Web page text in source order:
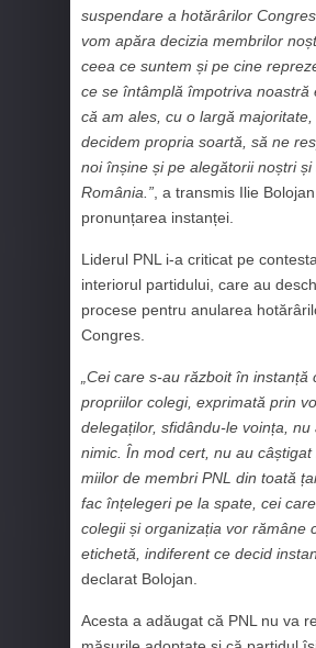
suspendare a hotărârilor
vom apăra decizia membrilor
ceea ce suntem și pe cine
ce se întâmplă împotriva noastră
că am ales, cu o largă
decidem propria soartă, să ne
noi înșine și pe alegătorii noștri și
România.” , a transmis Ilie
pronunțarea instanței.
Liderul PNL i-a criticat pe
interiorul partidului, care au
procese pentru anularea
Congres.
„Cei care s-au războit în instanță
propriilor colegi, exprimată prin
delegaților, sfidându-le voința, nu
nimic. În mod cert, nu au câștigat
miilor de membri PNL din toată
fac înțelegeri pe la spate, cei
colegii și organizația vor rămâne
etichetă, indiferent ce decid
declarat Bolojan.
Acesta a adăugat că PNL nu va